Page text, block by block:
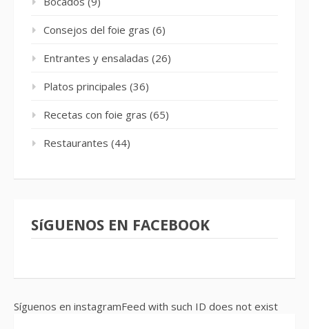
Consejos del foie gras (6)
Entrantes y ensaladas (26)
Platos principales (36)
Recetas con foie gras (65)
Restaurantes (44)
SíGUENOS EN FACEBOOK
Síguenos en instagramFeed with such ID does not exist